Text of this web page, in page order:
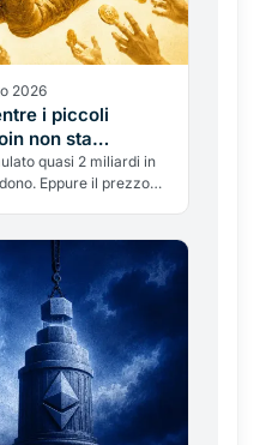
2026
i piccoli
non sta
quasi 2 miliardi in
Eppure il prezzo